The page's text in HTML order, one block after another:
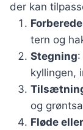
der kan
tern og
Stegning
kyllingen,
og
Fløde